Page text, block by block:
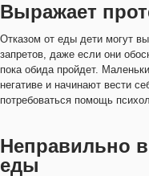
Выражает
Отказом от еды дети могут
запретов, даже если они
пока обида пройдет.
негативе и начинают вести
потребоваться помощь
Неправильно
еды